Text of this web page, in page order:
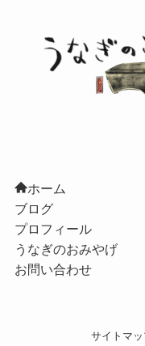
ホーム
ブログ
プロフィール
うなぎのおみやげ
お問い合わせ
サイトマ